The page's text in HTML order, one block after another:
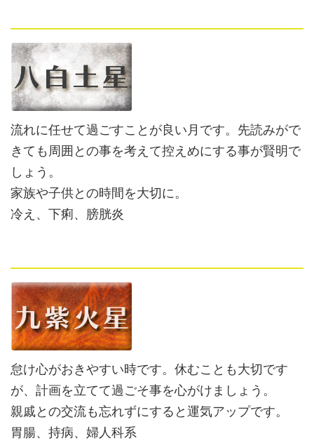
流れに任せて過ごすことが良い月です。先読みがで
きても周囲との事を考えて控えめにする事が賢明で
しょう。
家族や子供との時間を大切に。
冷え、下痢、膀胱炎
怠け心がおきやすい時です。休むことも大切です
が、計画を立てて過ごそ事を心がけましょう。
親戚との交流も忘れずにすると運気アップです。
胃腸、持病、婦人科系